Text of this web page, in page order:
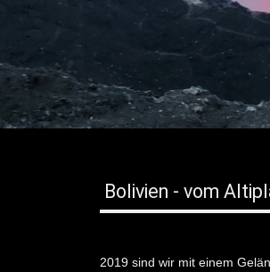
Bolivien - vom
2019 sind wir mit einem